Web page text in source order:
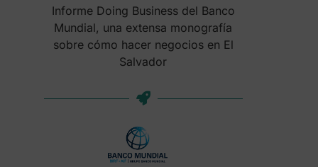
Informe Doing Business del Banco
Mundial, una extensa monografía
sobre cómo hacer negocios en El
Salvador